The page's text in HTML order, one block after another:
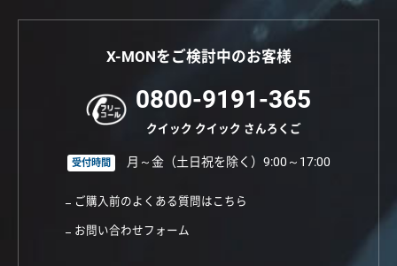
X-MONをご検討中のお客様
0800-9191-365
クイック クイック さんろくご
受付時間 月～金（土日祝を除く）9:00～17:00
ご購入前のよくある質問はこちら
お問い合わせフォーム